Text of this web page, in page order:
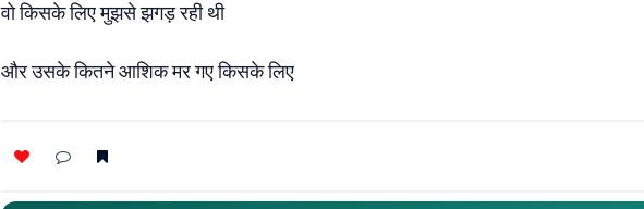
वो किसके लिए मुझसे झगड़ रही थी
और उसके कितने आशिक मर गए किसके लिए